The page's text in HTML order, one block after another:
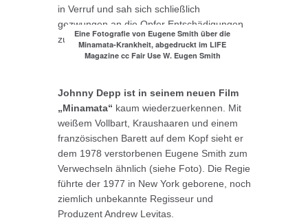
in Verruf und sah sich schließlich
gezwungen an die Opfer Entschädigungen
zu zahlen.
Eine Fotografie von Eugene Smith über die
Minamata-Krankheit, abgedruckt im LIFE
Magazine cc Fair Use W. Eugen Smith
Johnny Depp ist in seinem neuen Film
„Minamata“ kaum wiederzuerkennen. Mit
weißem Vollbart, Kraushaaren und einem
französischen Barett auf dem Kopf sieht er
dem 1978 verstorbenen Eugene Smith zum
Verwechseln ähnlich (siehe Foto). Die Regie
führte der 1977 in New York geborene, noch
ziemlich unbekannte Regisseur und
Produzent Andrew Levitas.